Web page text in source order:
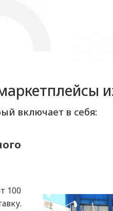
включает в себя:
100